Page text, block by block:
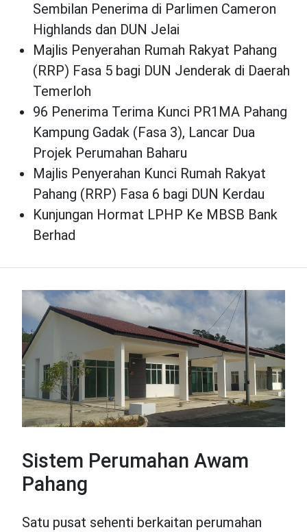
Sembilan Penerima di Parlimen Cameron
Highlands dan DUN Jelai
Majlis Penyerahan Rumah Rakyat Pahang
(RRP) Fasa 5 bagi DUN Jenderak di Daerah
Temerloh
96 Penerima Terima Kunci PR1MA Pahang
Kampung Gadak (Fasa 3), Lancar Dua
Projek Perumahan Baharu
Majlis Penyerahan Kunci Rumah Rakyat
Pahang (RRP) Fasa 6 bagi DUN Kerdau
Kunjungan Hormat LPHP Ke MBSB Bank
Berhad
Sistem Perumahan Awam
Pahang
Satu pusat sehenti berkaitan perumahan